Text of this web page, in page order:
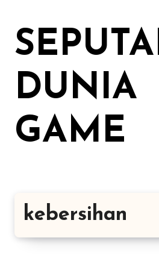
konten
DUNIA
GAME
kebersihan